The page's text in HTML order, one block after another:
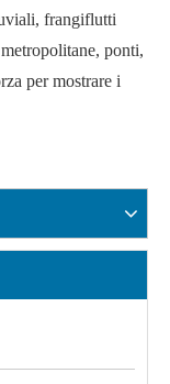
frangiflutti
ponti,
per mostrare i